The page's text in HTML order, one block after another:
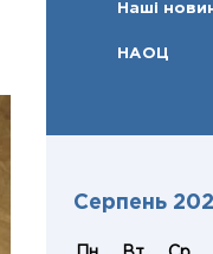
Наші
НАОЦ
Серпень